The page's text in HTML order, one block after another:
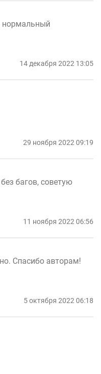
нормальный
14 декабря 2022 13:05
29 ноября 2022 09:19
багов, советую
11 ноября 2022 06:56
Спасибо авторам!
5 октября 2022 06:18